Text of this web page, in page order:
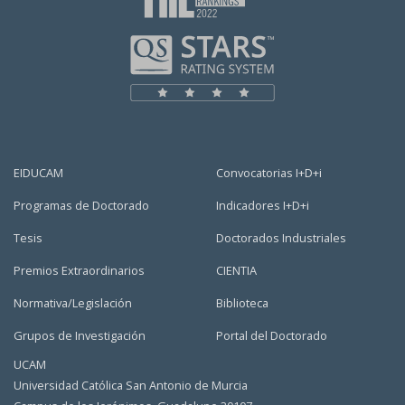
EIDUCAM
Programas de Doctorado
Tesis
Premios Extraordinarios
Normativa/Legislación
Grupos de Investigación
Convocatorias I+D+i
Indicadores I+D+i
Doctorados Industriales
CIENTIA
Biblioteca
Portal del Doctorado
UCAM
Universidad Católica San Antonio de Murcia